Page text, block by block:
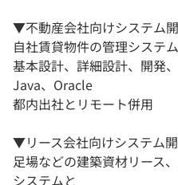
▼不動産会社向けシステム
自社賃貸物件の管理システ
基本設計、詳細設計、開発
Java、Oracle
都内出社とリモート併用
▼リース会社向けシステム
足場などの建築資材リース
システムと